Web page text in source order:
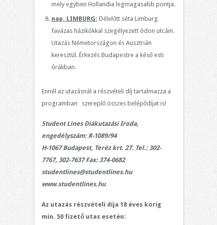
mely egyben Hollandia legmagasabb pontja.
nap, LIMBURG: Délelőtt séta Limburg
favázas házikókkal szegélyezett ódon utcáin.
Utazás Németországon és Ausztrián
keresztül. Érkezés Budapestre a késő esti
órákban.
Ennél az utazásnál a részvételi díj tartalmazza a
programban szereplő összes belépődíjat is!
Student Lines Diákutazási Iroda,
engedélyszám: R-1089/94
H-1067 Budapest, Teréz krt. 27. Tel.: 302-
7767, 302-7637 Fax: 374-0682
studentlines@studentlines.hu
www.studentlines.hu
Az utazás részvételi díja 18 éves korig
min. 50 fizető utas esetén: